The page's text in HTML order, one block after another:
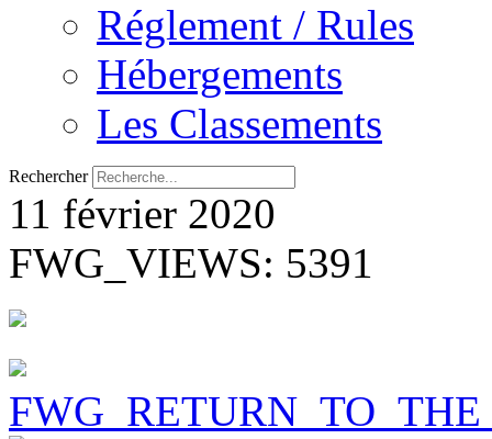
Réglement / Rules
Hébergements
Les Classements
Rechercher
11 février 2020
FWG_VIEWS: 5391